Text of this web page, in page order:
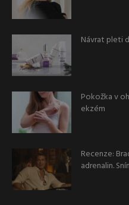
Návrat pleti
Pokožka v
ekzém
Recenze:
adrenalin.